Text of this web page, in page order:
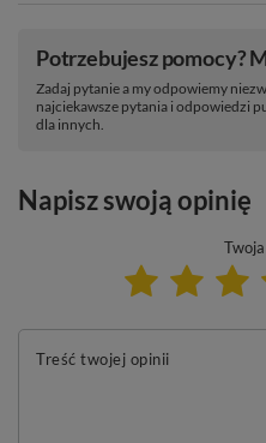
Potrzebujesz pomocy?
Zadaj pytanie a my odpowiemy
najciekawsze pytania i odpowiedzi
dla innych.
Napisz swoją opinię
Treść twojej opinii